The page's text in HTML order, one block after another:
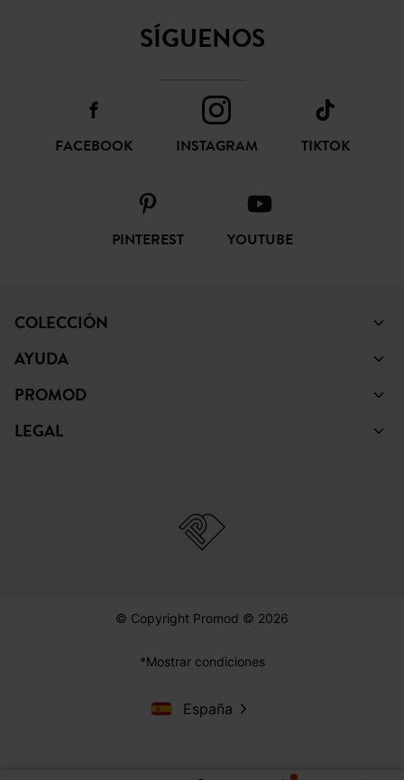
SÍGUENOS
FACEBOOK INSTAGRAM TIKTOK
PINTEREST YOUTUBE
COLECCIÓN
AYUDA
PROMOD
LEGAL
© Copyright Promod © 2026
*Mostrar condiciones
España